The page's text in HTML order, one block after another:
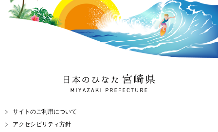
日本のひなた 宮崎県
MIYAZAKI PREFECTURE
サイトのご利用について
アクセシビリティ方針